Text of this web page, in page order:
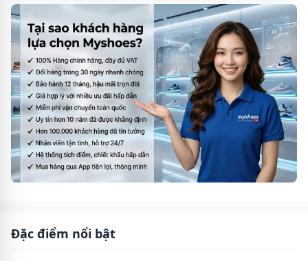
Đặc điểm nổi bật